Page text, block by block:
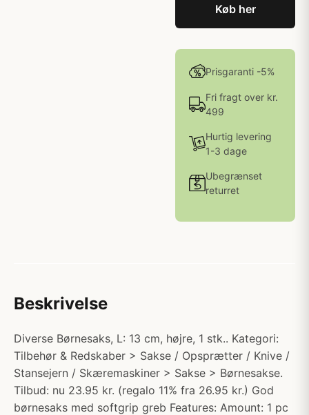
Køb her
Prisgaranti -5%
Fri fragt over kr.
499
Hurtig levering
1-3 dage
Ubegrænset
returret
Beskrivelse
Diverse Børnesaks, L: 13 cm, højre, 1 stk.. Kategori:
Tilbehør & Redskaber > Sakse / Opsprætter / Knive /
Stansejern / Skæremaskiner > Sakse > Børnesakse.
Tilbud: nu 23.95 kr. (regalo 11% fra 26.95 kr.) God
børnesaks med softgrip greb Features: Amount: 1 pc